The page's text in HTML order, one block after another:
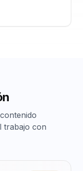
trabajo con